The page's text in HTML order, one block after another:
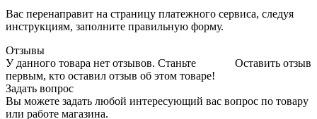
Вас перенаправит на страницу платежного сервиса, следуя
инструкциям, заполните правильную форму.
Отзывы
Оставить отзыв
У данного товара нет отзывов. Станьте
первым, кто оставил отзыв об этом товаре!
Задать вопрос
Вы можете задать любой интересующий вас вопрос по товару
или работе магазина.